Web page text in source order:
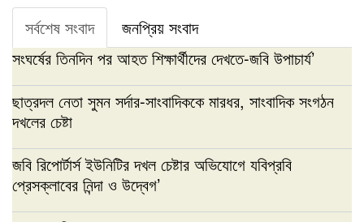
সর্বশেষ সংবাদ
জনপ্রিয় সংবাদ
সংঘর্ষের তিনদিন পর আহত শিক্ষার্থীদের দেখতে-জবি উপাচার্য’
ছাত্রদল নেতা সুমন সর্দার-সাংবাদিককে মারধর, সাংবাদিক সংগঠন
দখলের চেষ্টা
জবি রিপোর্টার্স ইউনিটির দখল চেষ্টার অভিযোগে যবিপ্রবি
প্রেসক্লাবের নিন্দা ও উদ্বেগ’